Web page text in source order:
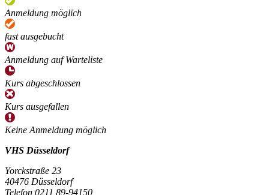
Anmeldung möglich
fast ausgebucht
Anmeldung auf Warteliste
Kurs abgeschlossen
Kurs ausgefallen
Keine Anmeldung möglich
VHS Düsseldorf
Yorckstraße 23
40476 Düsseldorf
Telefon 0211 89-94150